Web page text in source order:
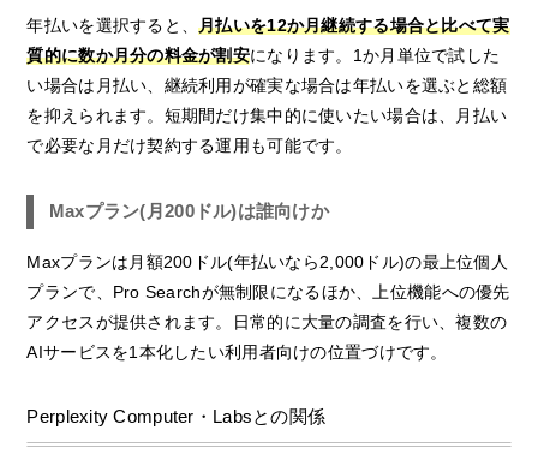
年払いを選択すると、月払いを12か月継続する場合と比べて実
質的に数か月分の料金が割安になります。1か月単位で試した
い場合は月払い、継続利用が確実な場合は年払いを選ぶと総額
を抑えられます。短期間だけ集中的に使いたい場合は、月払い
で必要な月だけ契約する運用も可能です。
Maxプラン(月200ドル)は誰向けか
Maxプランは月額200ドル(年払いなら2,000ドル)の最上位個人
プランで、Pro Searchが無制限になるほか、上位機能への優先
アクセスが提供されます。日常的に大量の調査を行い、複数の
AIサービスを1本化したい利用者向けの位置づけです。
Perplexity Computer・Labsとの関係